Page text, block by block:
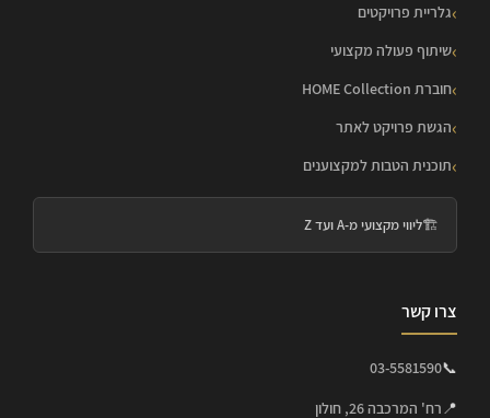
גלריית פרויקטים
שיתוף פעולה מקצועי
חוברת HOME Collection
הגשת פרויקט לאתר
תוכנית הטבות למקצוענים
🏗️ליווי מקצועי מ-A ועד Z
צרו קשר
📞
03-5581590
📍 רח' המרכבה 26, חולון